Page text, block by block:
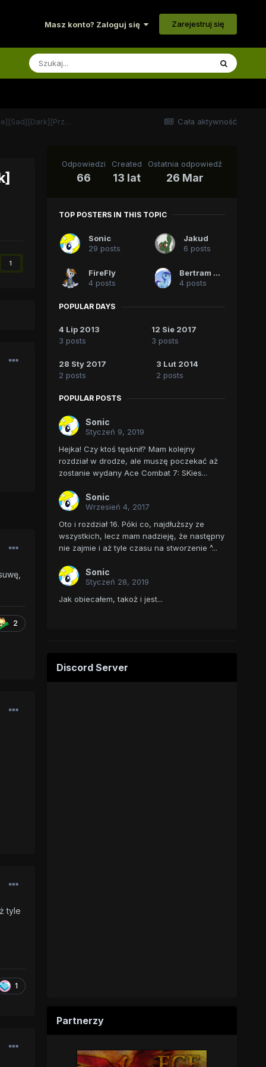
Masz konto? Zaloguj się Zarejestruj się
Cała aktywność
Ace Combat: Skrzydła Jedności [PL][NZ][Crossover][Violence][Sad][Dark][Przygoda][Alternate Universe]
1
2
tyle
1
Odpowiedzi
66
Created
13 lat
Ostatnia odpowiedź
26 Mar
TOP POSTERS IN THIS TOPIC
Sonic
29 posts
Jakud
6 posts
FireFly
4 posts
Bertram Quist
4 posts
POPULAR DAYS
4 Lip 2013
3 posts
12 Sie 2017
3 posts
28 Sty 2017
2 posts
3 Lut 2014
2 posts
POPULAR POSTS
Sonic
Styczeń 9, 2019
Hejka! Czy ktoś tęsknił? Mam kolejny
rozdział w drodze, ale muszę poczekać aż
zostanie wydany Ace Combat 7: SKies...
Sonic
Wrzesień 4, 2017
Oto i rozdział 16. Póki co, najdłuższy ze
wszystkich, lecz mam nadzieję, że następny
nie zajmie i aż tyle czasu na stworzenie ^...
Sonic
Styczeń 28, 2019
Jak obiecałem, takoż i jest...
Discord Server
Partnerzy